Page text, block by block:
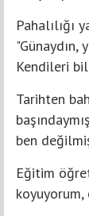
Pahalılığı
"Günaydın,
Kendileri
Tarihten
ben
Eğitim